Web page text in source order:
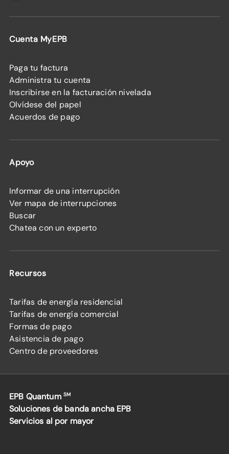
Cuenta MyEPB
Paga tu factura
Administra tu cuenta
Inscribirse en la facturación nivelada
Olvídese del papel
Acuerdos de pago
Apoyo
Informar de una interrupción
Ver mapa de interrupciones
Buscar
Chatea con un experto
Recursos
Tarifas de energía residencial
Tarifas de energía comercial
Formas de pago
Asistencia de pago
Centro de proveedores
EPB Quantum SM
Soluciones de banda ancha EPB
Servicios al por mayor